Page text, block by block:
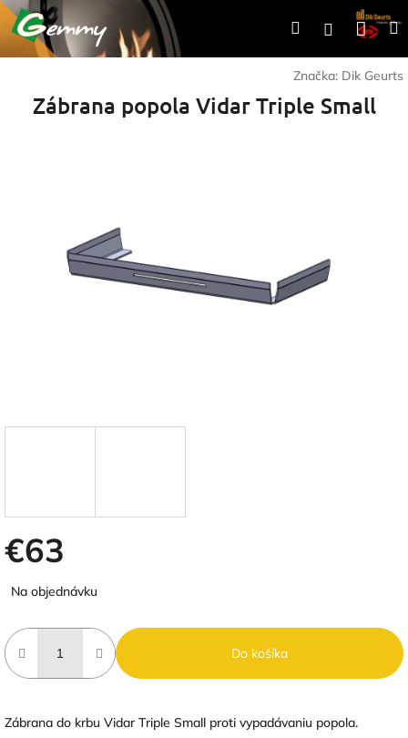
Prejsť
na
obsah
Hľadať
Značka: Dik Geurts
Zábrana popola Vidar Triple Small
€63
cena:
Na objednávku
Do košíka
Zábrana do krbu Vidar Triple Small proti vypadávaniu popola.